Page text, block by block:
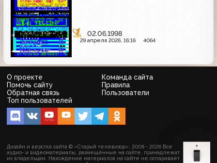
02.06.1998
29 апреля 2026, 16:16 4064
О проекте
Команда сайта
Помочь сайту
Правила
Обратная связь
Пользователи
Топ пользователей
Дизайн и верстка сайта © «Старый телевизор»; 2008 - 2026 Все
аудио- и видеоматериалы, размещённые на сайте, принадлежат
их владельцам. Нахождение материалов на сайте не оспаривает